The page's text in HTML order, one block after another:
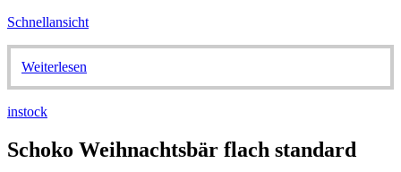
Schnellansicht
Weiterlesen
instock
Schoko Weihnachtsbär flach standard